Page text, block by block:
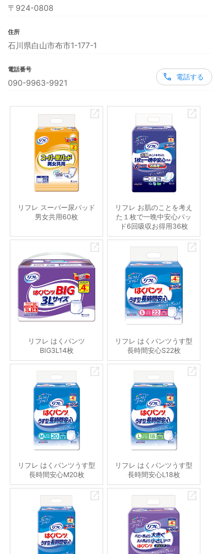
〒924-0808
住所
石川県白山市布市1-177-1
電話番号
090-9963-9921
電話する
リフレ スーパー尿パッド
男女共用60枚
リフレ お肌のことを考え
た１枚で一晩中安心パッ
ド6回吸収お得用36枚
リフレ はくパンツ
BIG3L14枚
リフレ はくパンツうす型
長時間安心S22枚
リフレ はくパンツうす型
長時間安心M20枚
リフレ はくパンツうす型
長時間安心L18枚